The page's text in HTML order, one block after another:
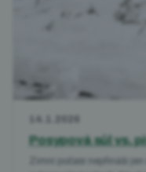
Posypová sůl vs.
Zimní počasí nepřináší